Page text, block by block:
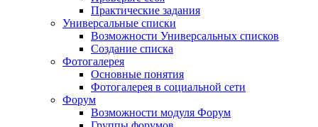
Практические задания
Универсальные списки
Возможности Универсальных списков
Создание списка
Фотогалерея
Основные понятия
Фотогалерея в социальной сети
Форум
Возможности модуля Форум